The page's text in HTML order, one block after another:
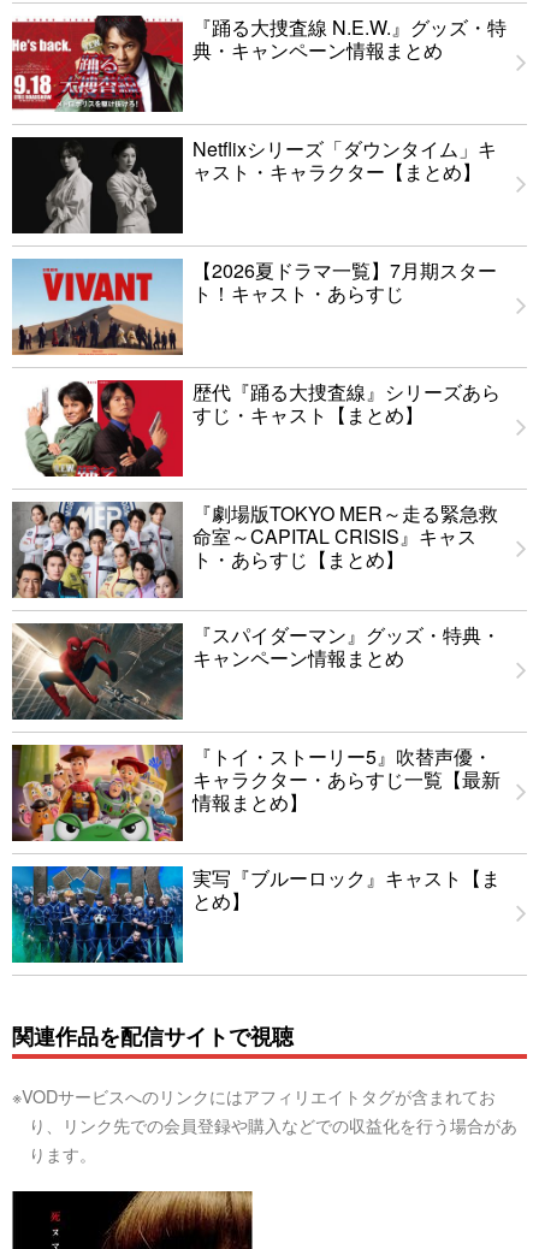
『踊る大捜査線 N.E.W.』グッズ・特
典・キャンペーン情報まとめ
Netflixシリーズ「ダウンタイム」キ
ャスト・キャラクター【まとめ】
【2026夏ドラマ一覧】7月期スター
ト！キャスト・あらすじ
歴代『踊る大捜査線』シリーズあら
すじ・キャスト【まとめ】
『劇場版TOKYO MER～走る緊急救
命室～CAPITAL CRISIS』キャス
ト・あらすじ【まとめ】
『スパイダーマン』グッズ・特典・
キャンペーン情報まとめ
『トイ・ストーリー5』吹替声優・
キャラクター・あらすじ一覧【最新
情報まとめ】
実写『ブルーロック』キャスト【ま
とめ】
関連作品を配信サイトで視聴
※VODサービスへのリンクにはアフィリエイトタグが含まれてお
り、リンク先での会員登録や購入などでの収益化を行う場合があ
ります。